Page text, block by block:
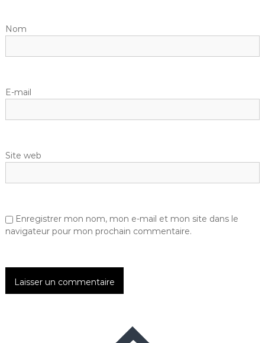
Nom
E-mail
Site web
Enregistrer mon nom, mon e-mail et mon site dans le
navigateur pour mon prochain commentaire.